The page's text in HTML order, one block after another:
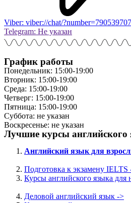
Viber: viber://chat/
Telegram: Не указан
График работы
Понедельник: 15:00-19:00
Вторник: 15:00-19:00
Среда: 15:00-19:00
Четверг: 15:00-19:00
Пятница: 15:00-19:00
Суббота: не указан
Воскресенье: не указан
Лучшие курсы английского
Английский язык для
Подготовка к экзамену IELTS
Курсы английского языка
Деловой английский язык ->